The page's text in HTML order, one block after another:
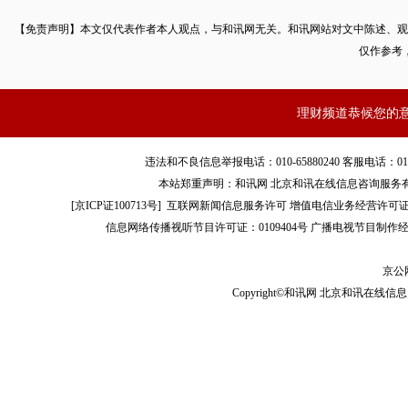
【免责声明】本文仅代表作者本人观点，与和讯网无关。和讯网站对文中陈述
仅作参考
理财频道恭候您的
违法和不良信息举报电话：010-65880240 客服电话：
本站郑重声明：和讯网 北京和讯在线信息咨询服
[京ICP证100713号]互联网新闻信息服务许可 增值电信业务经营许可
信息网络传播视听节目许可证：0109404号 广播电视节目制作
京公
Copyright©和讯网 北京和讯在线信